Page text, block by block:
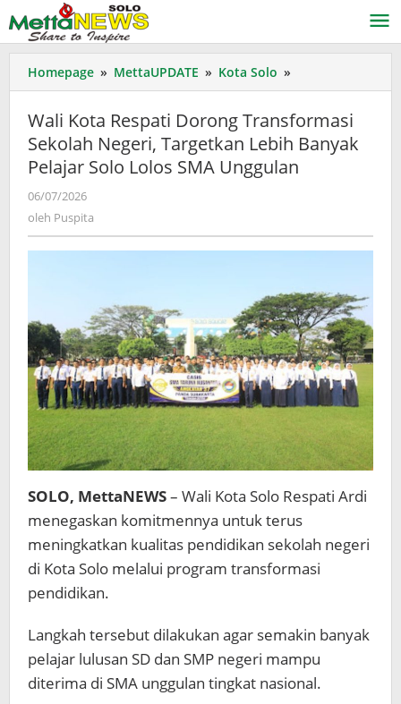
ke
konten
Homepage » MettaUPDATE » Kota Solo »
Kota
Dorong
Transformasi
Sekolah
Banyak
Lolos
SMA
Unggulan
Wali Kota Respati Dorong Transformasi
Sekolah Negeri, Targetkan Lebih Banyak
Pelajar Solo Lolos SMA Unggulan
06/07/2026
oleh Puspita
SOLO, MettaNEWS– Wali Kota Solo Respati Ardi
menegaskan komitmennya untuk terus
meningkatkan kualitas pendidikan sekolah negeri
di Kota Solo melalui program transformasi
pendidikan.
Langkah tersebut dilakukan agar semakin banyak
pelajar lulusan SD dan SMP negeri mampu
diterima di SMA unggulan tingkat nasional.